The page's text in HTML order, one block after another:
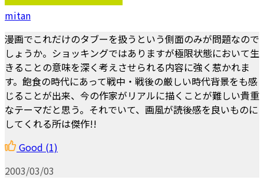
mitan
漫画でこれだけのタブーを扱うという側面のみが問題なので
しょうか。ショッキングではありますが極限状態において生
きることの意味を深く考えさせられる内容に強く惹かれま
す。飽食の時代にあって戦中・戦後の厳しい時代背景をも感
じることが出来、今の作家がリアルに描くことが難しい貴重
なテーマだと思う。それでいて、画風が読後感を良いものに
してくれる所は傑作!!
Good (1)
2003/03/03